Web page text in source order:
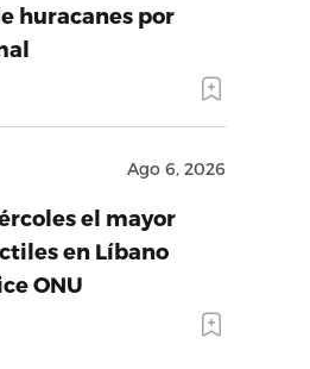
huracanes por
Ago 6, 2026
el mayor
en Líbano
ONU